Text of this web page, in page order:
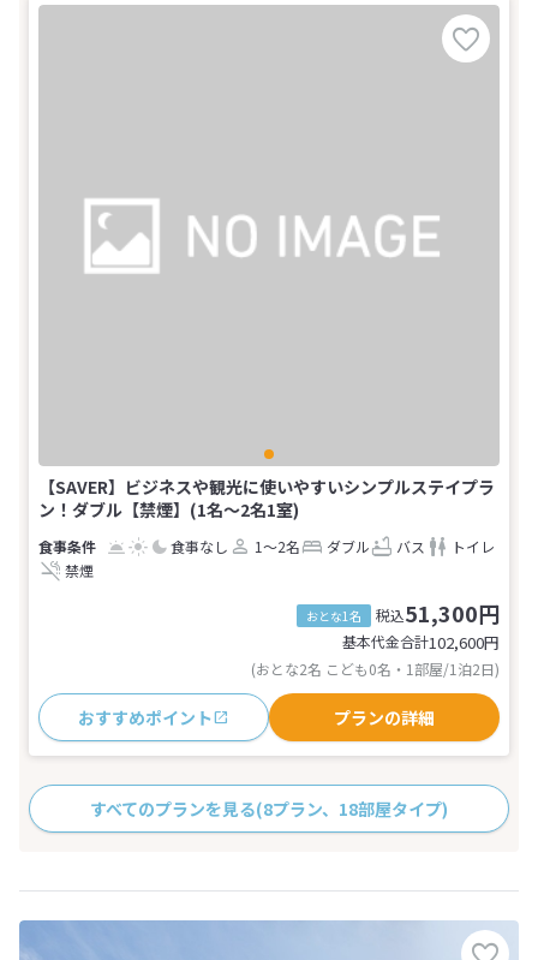
【SAVER】ビジネスや観光に使いやすいシンプルステイプラ
ン！ダブル【禁煙】(1名～2名1室)
食事なし 1～2名 ダブル バス
トイレ
禁煙
おとな1名 税込51,300円
基本代金合計102,600円
(おとな2名 こども0名・1部屋/1泊2日)
おすすめポイント プランの詳細
すべてのプランを見る(8プラン、18部屋タイプ)